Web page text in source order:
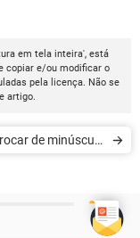
em tela inteira', está
copiar e/ou modificar o
pela licença. Não se
artigo.
de minúscula